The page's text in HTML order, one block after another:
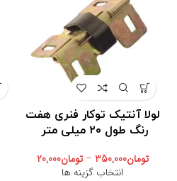
لولا آنتیک توکار فنری هفت
رنگ طول ۲۰ میلی متر
تومان350,000
– تومان20,000
انتخاب گزینه ها